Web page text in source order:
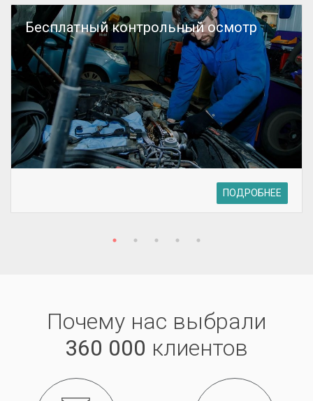
Бесплатный контрольный осмотр
ПОДРОБНЕЕ
Почему нас выбрали
360 000 клиентов